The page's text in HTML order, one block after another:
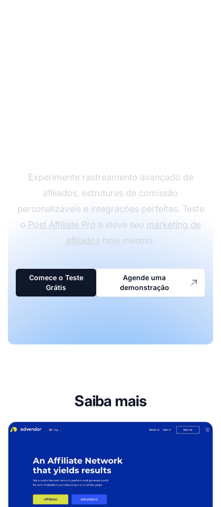
Experimente rastreamento avançado de
afiliados, estruturas de comissão
personalizáveis e integrações perfeitas. Teste
o Post Affiliate Pro e eleve seu marketing de
afiliados hoje mesmo.
Comece o Teste
Grátis
Agende uma
demonstração
Saiba mais
Programa de Afiliados Advendor